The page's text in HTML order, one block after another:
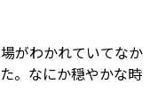
がわかれていてなか
。なにか穏やかな時